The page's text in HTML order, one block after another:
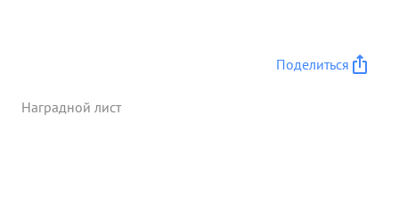
Поделиться
Наградной лист